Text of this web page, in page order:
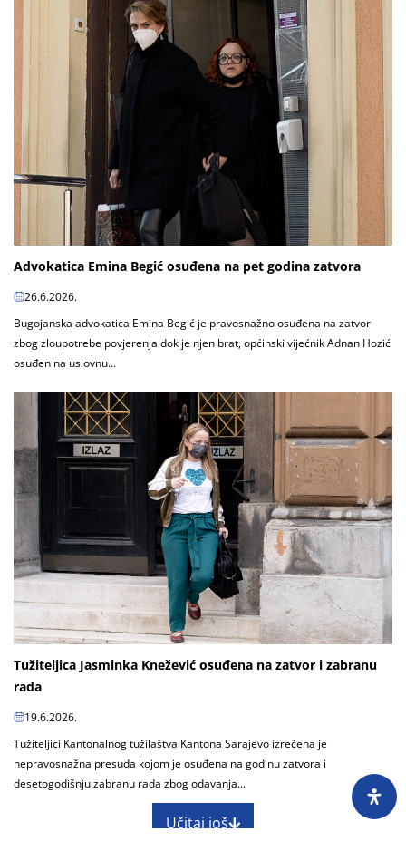
Advokatica Emina Begić osuđena na pet godina zatvora
26.6.2026.
Bugojanska advokatica Emina Begić je pravosnažno osuđena na zatvor
zbog zloupotrebe povjerenja dok je njen brat, općinski vijećnik Adnan Hozić
osuđen na uslovnu...
Tužiteljica Jasminka Knežević osuđena na zatvor i zabranu
rada
19.6.2026.
Tužiteljici Kantonalnog tužilaštva Kantona Sarajevo izrečena je
nepravosnažna presuda kojom je osuđena na godinu zatvora i
desetogodišnju zabranu rada zbog odavanja...
Učitaj još